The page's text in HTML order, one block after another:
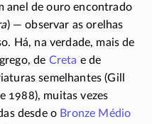
anel de ouro encontrado
) — observar as orelhas
Há, na verdade, mais de
de Creta e de
semelhantes (Gill
1988), muitas vezes
desde o Bronze Médio